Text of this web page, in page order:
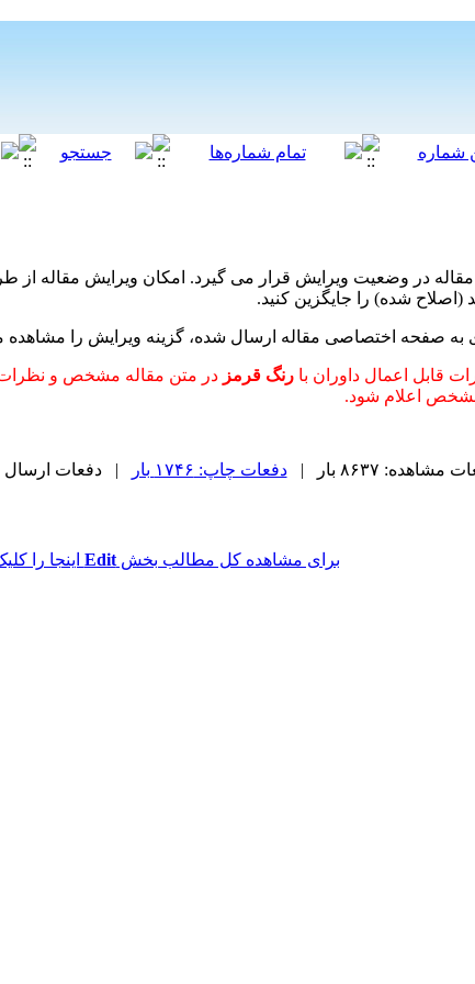
در وضعیت ویرایش قرار می گیرد. امکان ویرایش مقاله از
شده) را جایگزین کنید.
به صفحه اختصاصی مقاله ارسال شده، گزینه ویرایش را مشاهده
قابل اعمال داوران با رنگ قرمز در متن مقاله مشخص و نظرات
مشخص اعلام شود.
مشاهده: ۸۶۳۷ بار | دفعات چاپ: ۱۷۴۶ بار | دفعات ارسال به
برای مشاهده کل مطالب بخشEdit اینجا را